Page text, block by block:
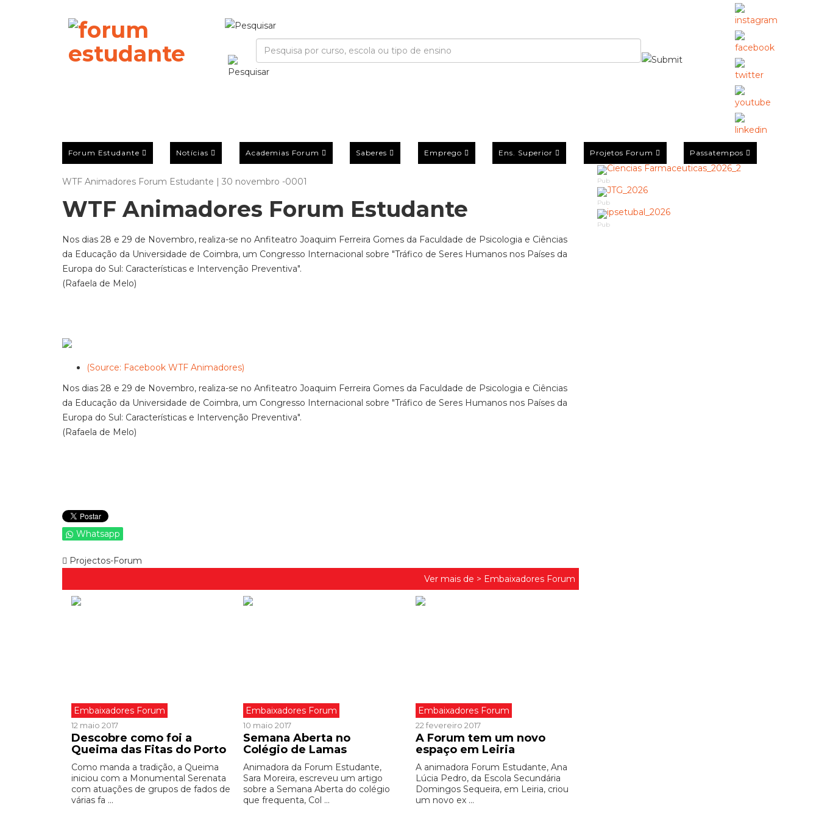
Forum Estudante Notícias Academias Forum Saberes Emprego Ens. Superior Projetos Forum Passatempos
WTF Animadores Forum Estudante | 30 novembro -0001
WTF Animadores Forum Estudante
Nos dias 28 e 29 de Novembro, realiza-se no Anfiteatro Joaquim Ferreira Gomes da Faculdade de Psicologia e Ciências
da Educação da Universidade de Coimbra, um Congresso Internacional sobre "Tráfico de Seres Humanos nos Países da
Europa do Sul: Características e Intervenção Preventiva".
(Rafaela de Melo)
(Source: Facebook WTF Animadores)
Nos dias 28 e 29 de Novembro, realiza-se no Anfiteatro Joaquim Ferreira Gomes da Faculdade de Psicologia e Ciências
da Educação da Universidade de Coimbra, um Congresso Internacional sobre "Tráfico de Seres Humanos nos Países da
Europa do Sul: Características e Intervenção Preventiva".
(Rafaela de Melo)
Whatsapp
Projectos-Forum
Ver mais de > Embaixadores Forum
Embaixadores Forum
12 maio 2017
Descobre como foi a
Queima das Fitas do Porto
Como manda a tradição, a Queima
iniciou com a Monumental Serenata
com atuações de grupos de fados de
várias fa ...
Embaixadores Forum
10 maio 2017
Semana Aberta no
Colégio de Lamas
Animadora da Forum Estudante,
Sara Moreira, escreveu um artigo
sobre a Semana Aberta do colégio
que frequenta, Col ...
Embaixadores Forum
22 fevereiro 2017
A Forum tem um novo
espaço em Leiria
A animadora Forum Estudante, Ana
Lúcia Pedro, da Escola Secundária
Domingos Sequeira, em Leiria, criou
um novo ex ...
Pub
Pub
Pub